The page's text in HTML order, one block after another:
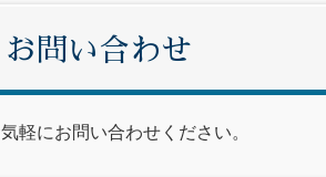
お問い合わせ
軽にお問い合わせください。